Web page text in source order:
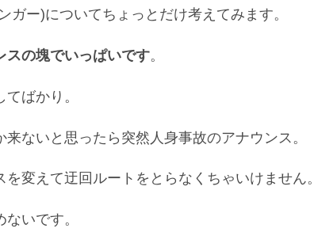
ガー)についてちょっとだけ考えてみます。
スの塊でいっぱいです。
ばかり。
来ないと思ったら突然人身事故のアナウンス。
を変えて迂回ルートをとらなくちゃいけません。
いです。